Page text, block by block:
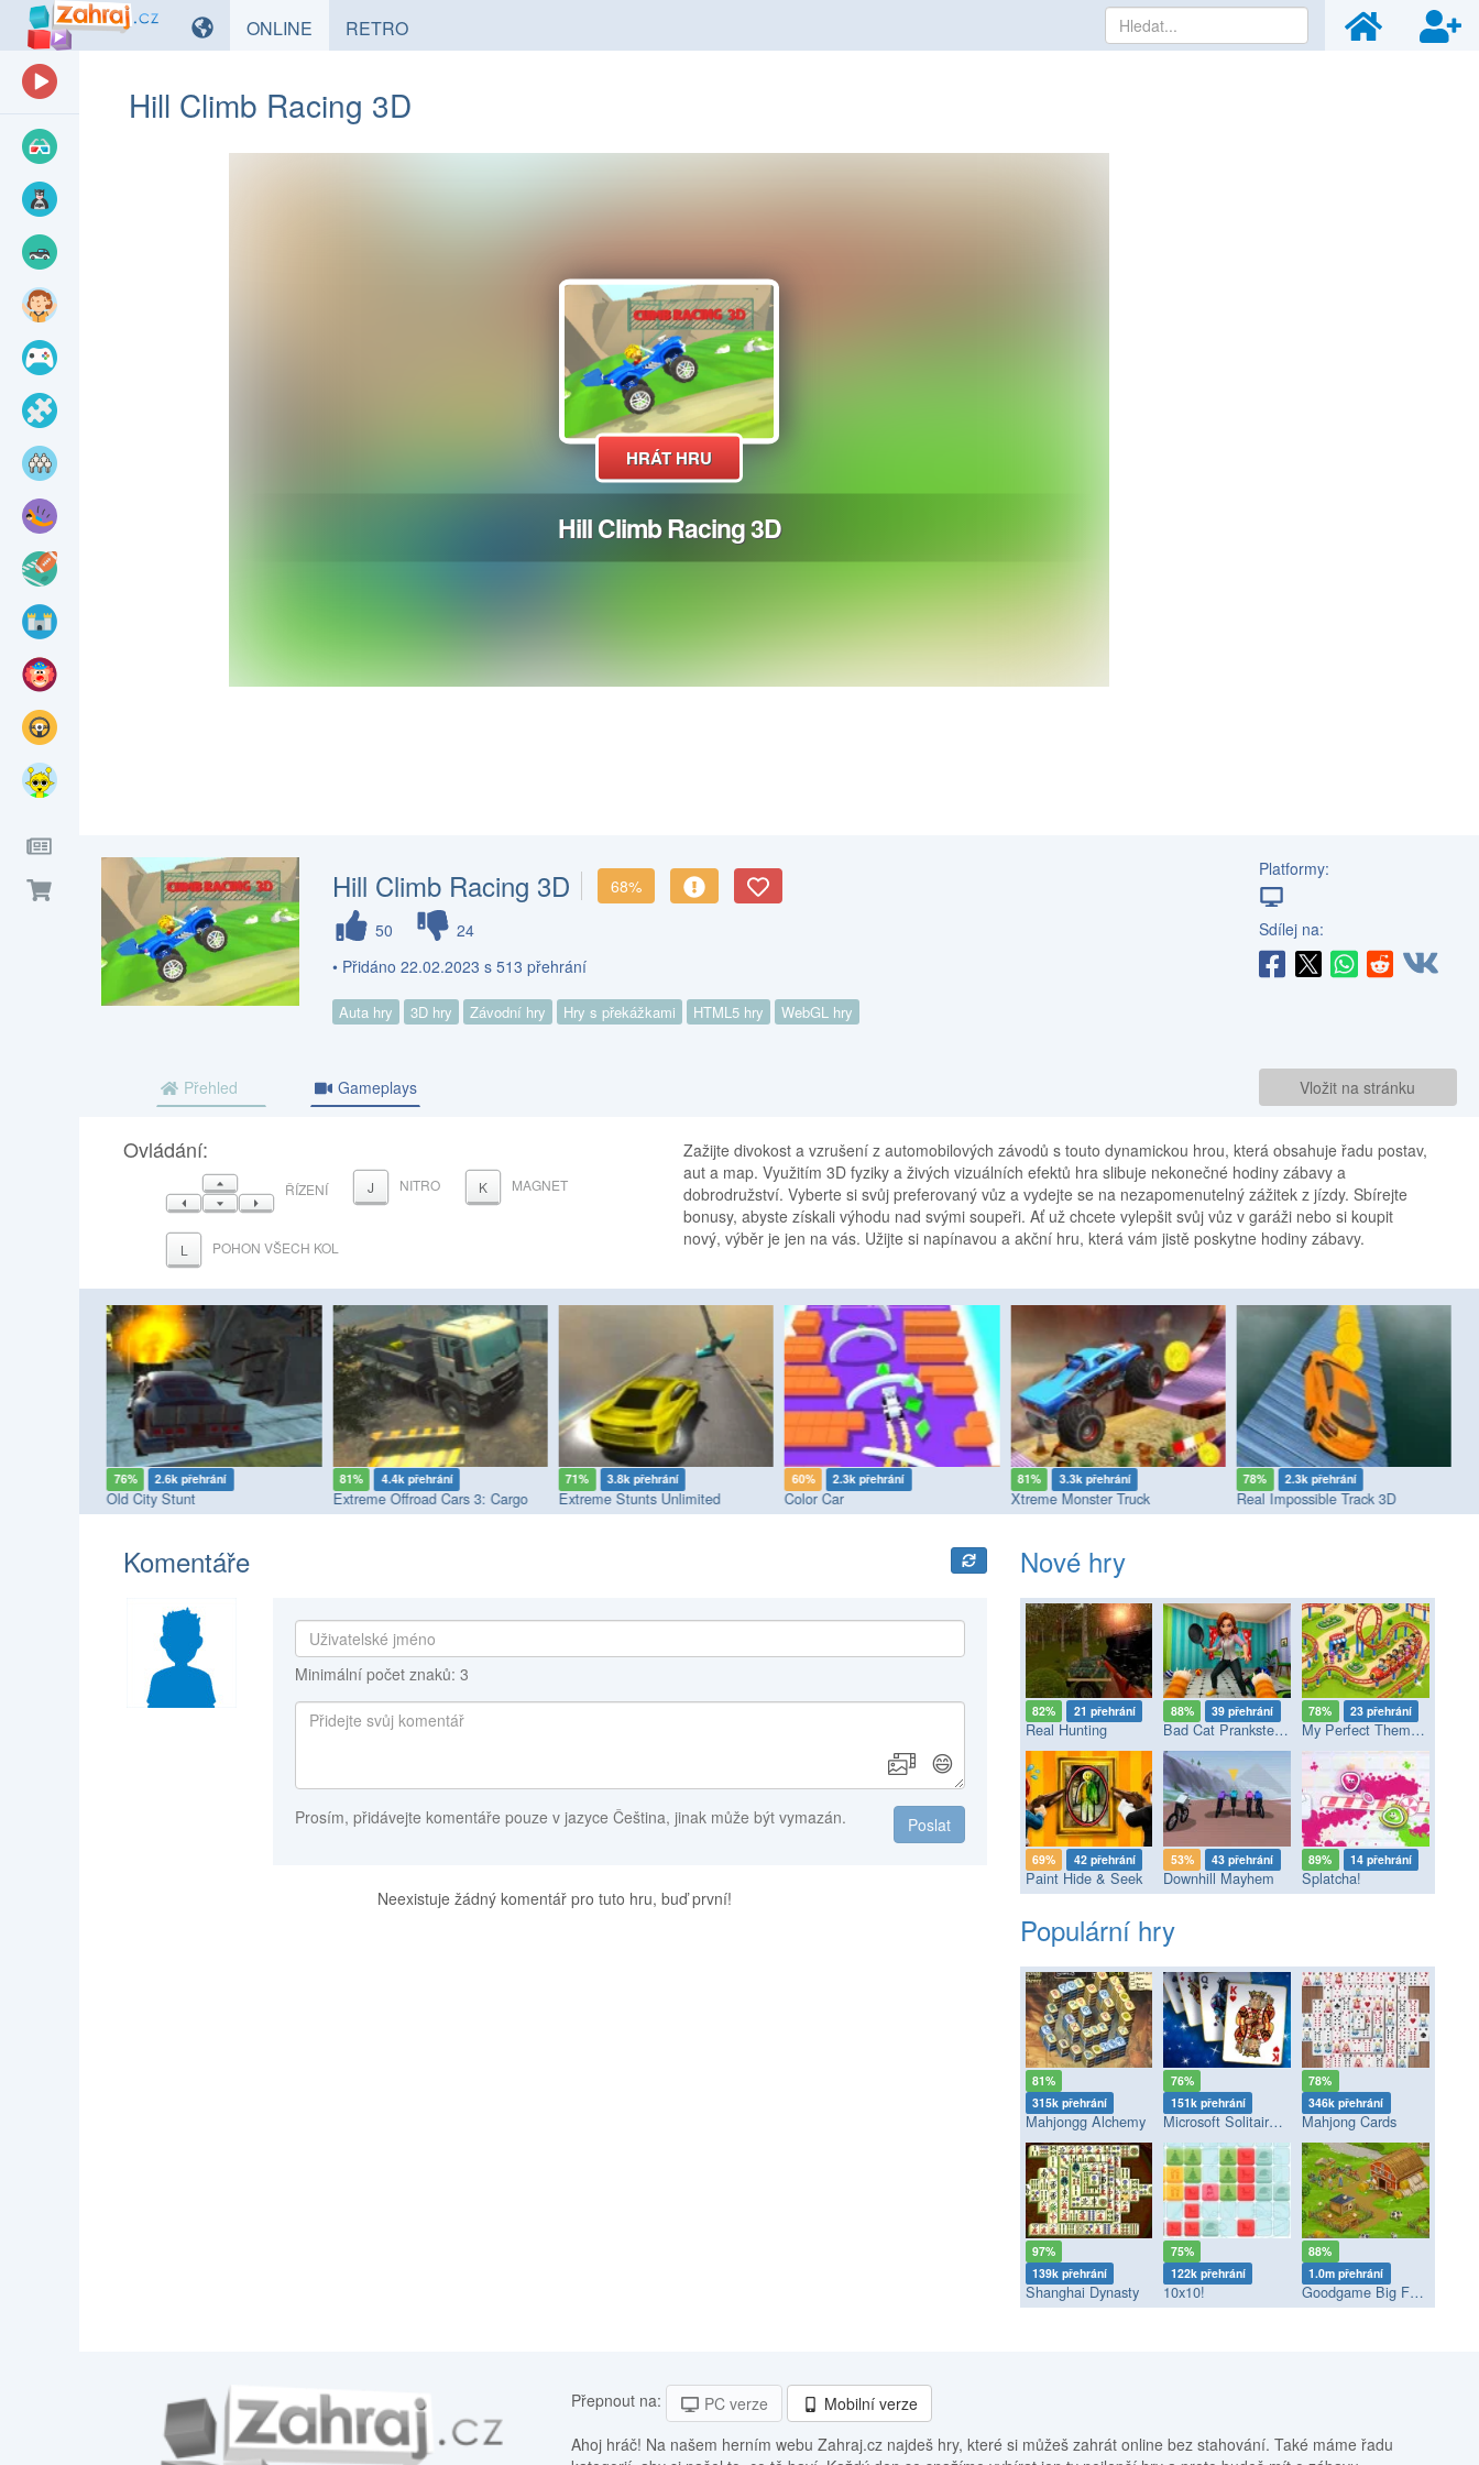
ONLINE HRYRETROHRY
Hill Climb Racing 3D
Hill Climb Racing 3D
68%
50
24
• Přidáno 22.02.2023 s 513 přehrání
Auta hry 3D hry Závodní hry Hry s překážkami HTML5 hry WebGL hry
Platformy:
Sdílej na:
Vložit na stránku
Přehled Gameplays
Ovládání:
NAHORU
VLEVODOLŮVPRAVO
ŘÍZENÍ J NITRO K MAGNET
L POHON VŠECH KOL
Zažijte divokost a vzrušení z automobilových závodů s touto dynamickou hrou, která obsahuje řadu postav,
aut a map. Využitím 3D fyziky a živých vizuálních efektů hra slibuje nekonečné hodiny zábavy a
dobrodružství. Vyberte si svůj preferovaný vůz a vydejte se na nezapomenutelný zážitek z jízdy. Sbírejte
bonusy, abyste získali výhodu nad svými soupeři. Ať už chcete vylepšit svůj vůz v garáži nebo si koupit
nový, výběr je jen na vás. Užijte si napínavou a akční hru, která vám jistě poskytne hodiny zábavy.
76% 2.6k přehrání
Old City Stunt
81% 4.4k přehrání
Extreme Offroad Cars 3: Cargo
71% 3.8k přehrání
Extreme Stunts Unlimited
60% 2.3k přehrání
Color Car
81% 3.3k přehrání
Xtreme Monster Truck
78% 2.3k přehrání
Real Impossible Track 3D
Komentáře
Minimální počet znaků: 3
😄
Poslat
Prosím, přidávejte komentáře pouze v jazyce Čeština, jinak může být vymazán.
Neexistuje žádný komentář pro tuto hru, buď první!
Nové hry
82% 21 přehrání
Real Hunting
88% 39 přehrání
Bad Cat Prankster - Mom’s Return
78% 23 přehrání
My Perfect Theme Park
69% 42 přehrání
Paint Hide & Seek
53% 43 přehrání
Downhill Mayhem
89% 14 přehrání
Splatcha!
Populární hry
81%
315k přehrání
Mahjongg Alchemy
76%
151k přehrání
Microsoft Solitaire Collection
78%
346k přehrání
Mahjong Cards
97%
139k přehrání
Shanghai Dynasty
75%
122k přehrání
10x10!
88%
1.0m přehrání
Goodgame Big Farm
Přepnout na: PC verze
Mobilní verze
Ahoj hráč! Na našem herním webu Zahraj.cz najdeš hry, které si můžeš zahrát online bez stahování. Také máme řadu